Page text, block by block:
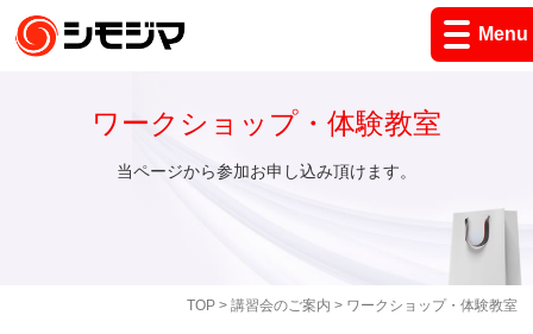
Menu
TOP> 講習会のご案内 > ワークショップ・体験教室
ワークショップ・体験教室
当ページから参加お申し込み頂けます。